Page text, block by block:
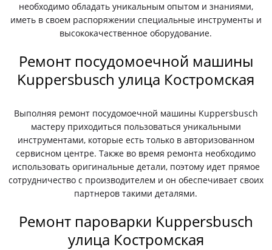
необходимо обладать уникальным опытом и знаниями,
иметь в своем распоряжении специальные инструменты и
высококачественное оборудование.
Ремонт посудомоечной машины
Kuppersbusch улица Костромская
Выполняя ремонт посудомоечной машины Kuppersbusch
мастеру приходиться пользоваться уникальными
инструментами, которые есть только в авторизованном
сервисном центре. Также во время ремонта необходимо
использовать оригинальные детали, поэтому идет прямое
сотрудничество с производителем и он обеспечивает своих
партнеров такими деталями.
Ремонт пароварки Kuppersbusch
улица Костромская